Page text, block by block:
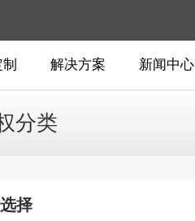
解决方案 新闻中心
分类
择